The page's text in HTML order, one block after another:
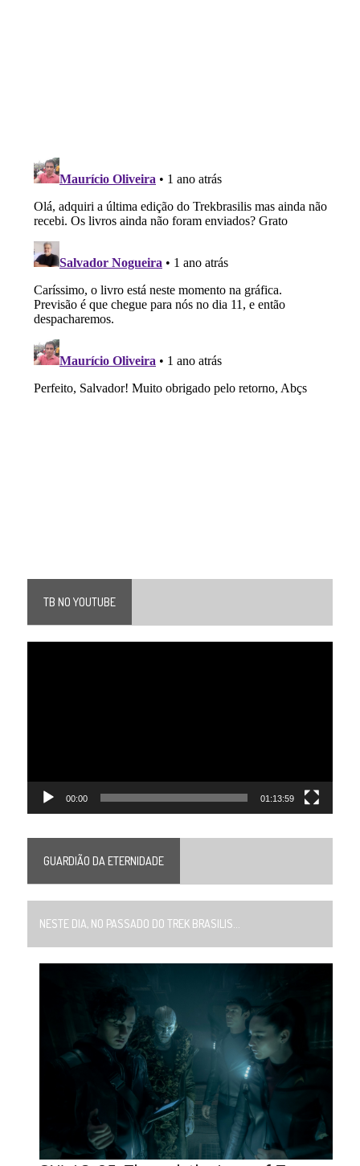
TB NO YOUTUBE
00:00 01:13:59
GUARDIÃO DA ETERNIDADE
NESTE DIA, NO PASSADO DO TREK BRASILIS...